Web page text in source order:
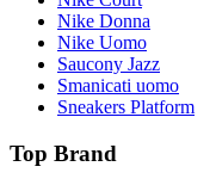
Nike Donna
Nike Uomo
Saucony Jazz
Smanicati uomo
Sneakers Platform
Top Brand